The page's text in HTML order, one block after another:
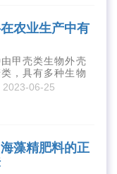
农业生产中有
甲壳类生物外壳
，具有多种生物
。在农业生产
许多作用，特别
的有机肥料，壳
2023-06-25
藻精肥料的正